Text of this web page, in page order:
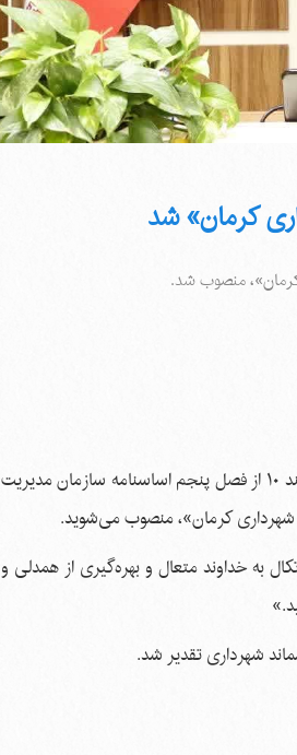
کرمان» شد
منصوب شد.
نظر به تعهد و تخصص ارزنده جنابعالی و با توجه به پیشنهاد رییس محترم هیأت‌مدیره و به استناد بند ۱۰ از فصل پنجم اساسنامه سازمان مدیریت
کرمان»، منصوب می‌شوید.
به خداوند متعال و بهره‌گیری از همدلی و
شهرداری تقدیر شد.